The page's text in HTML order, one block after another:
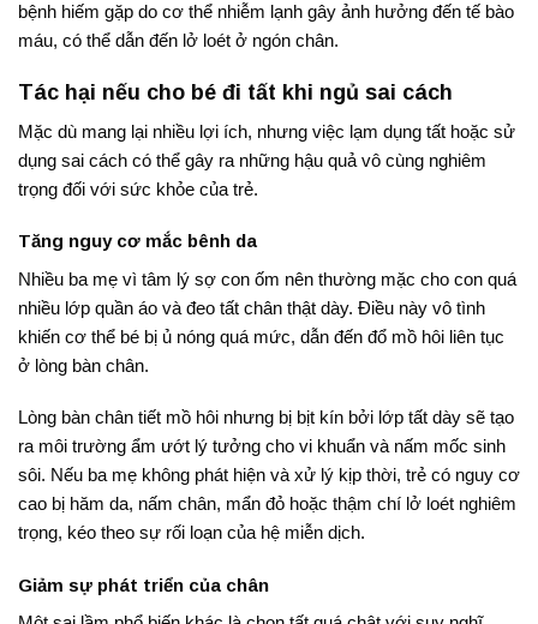
bệnh hiếm gặp do cơ thể nhiễm lạnh gây ảnh hưởng đến tế bào
máu, có thể dẫn đến lở loét ở ngón chân.
Tác hại nếu cho bé đi tất khi ngủ sai cách
Mặc dù mang lại nhiều lợi ích, nhưng việc lạm dụng tất hoặc sử
dụng sai cách có thể gây ra những hậu quả vô cùng nghiêm
trọng đối với sức khỏe của trẻ.
Tăng nguy cơ mắc bênh da
Nhiều ba mẹ vì tâm lý sợ con ốm nên thường mặc cho con quá
nhiều lớp quần áo và đeo tất chân thật dày. Điều này vô tình
khiến cơ thể bé bị ủ nóng quá mức, dẫn đến đổ mồ hôi liên tục
ở lòng bàn chân.
Lòng bàn chân tiết mồ hôi nhưng bị bịt kín bởi lớp tất dày sẽ tạo
ra môi trường ẩm ướt lý tưởng cho vi khuẩn và nấm mốc sinh
sôi. Nếu ba mẹ không phát hiện và xử lý kịp thời, trẻ có nguy cơ
cao bị hăm da, nấm chân, mẩn đỏ hoặc thậm chí lở loét nghiêm
trọng, kéo theo sự rối loạn của hệ miễn dịch.
Giảm sự phát triển của chân